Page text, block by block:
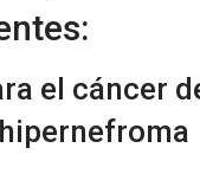
el cáncer